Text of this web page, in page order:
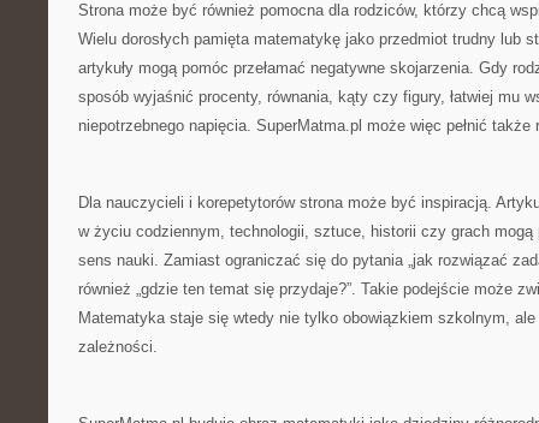
Strona może być również pomocna dla rodziców, którzy chcą
Wielu dorosłych pamięta matematykę jako przedmiot trudny lub
artykuły mogą pomóc przełamać negatywne skojarzenia. Gdy
sposób wyjaśnić procenty, równania, kąty czy figury, łatwiej mu
niepotrzebnego napięcia. SuperMatma.pl może więc pełnić
Dla nauczycieli i korepetytorów strona może być inspiracją.
w życiu codziennym, technologii, sztuce, historii czy grach
sens nauki. Zamiast ograniczać się do pytania „jak rozwiązać
również „gdzie ten temat się przydaje?”. Takie podejście może
Matematyka staje się wtedy nie tylko obowiązkiem szkolnym,
zależności.